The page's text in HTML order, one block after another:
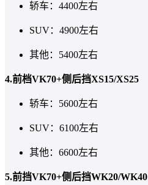
轿车：4400左右
SUV：4900左右
其他：5400左右
4.前档VK70+侧后挡XS15/XS25
轿车：5600左右
SUV：6100左右
其他：6600左右
5.前挡VK70+侧后挡WK20/WK40